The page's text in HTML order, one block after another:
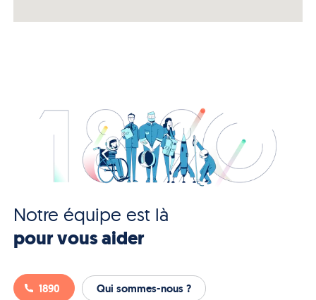
Notre équipe est là
pour vous aider
1890 Qui sommes-nous ?